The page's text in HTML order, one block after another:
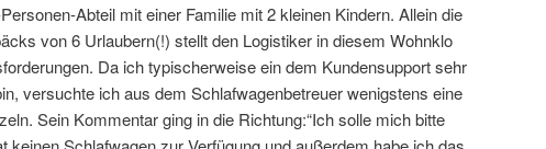
Abteil mit einer Familie mit 2 kleinen Kindern. Allein die
von 6 Urlaubern(!) stellt den Logistiker in diesem Wohnklo
Da ich typischerweise ein dem Kundensupport sehr
versuchte ich aus dem Schlafwagenbetreuer wenigstens eine
Sein Kommentar ging in die Richtung:“Ich solle mich bitte